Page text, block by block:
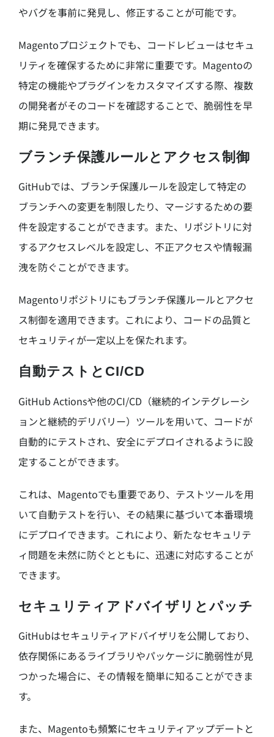
やバグを事前に発見し、修正することが可能です。
Magentoプロジェクトでも、コードレビューはセキュ
リティを確保するために非常に重要です。Magentoの
特定の機能やプラグインをカスタマイズする際、複数
の開発者がそのコードを確認することで、脆弱性を早
期に発見できます。
ブランチ保護ルールとアクセス制御
GitHubでは、ブランチ保護ルールを設定して特定の
ブランチへの変更を制限したり、マージするための要
件を設定することができます。また、リポジトリに対
するアクセスレベルを設定し、不正アクセスや情報漏
洩を防ぐことができます。
Magentoリポジトリにもブランチ保護ルールとアクセ
ス制御を適用できます。これにより、コードの品質と
セキュリティが一定以上を保たれます。
自動テストとCI/CD
GitHub Actionsや他のCI/CD（継続的インテグレーシ
ョンと継続的デリバリー）ツールを用いて、コードが
自動的にテストされ、安全にデプロイされるように設
定することができます。
これは、Magentoでも重要であり、テストツールを用
いて自動テストを行い、その結果に基づいて本番環境
にデプロイできます。これにより、新たなセキュリテ
ィ問題を未然に防ぐとともに、迅速に対応することが
できます。
セキュリティアドバイザリとパッチ
GitHubはセキュリティアドバイザリを公開しており、
依存関係にあるライブラリやパッケージに脆弱性が見
つかった場合に、その情報を簡単に知ることができま
す。
また、Magentoも頻繁にセキュリティアップデートと